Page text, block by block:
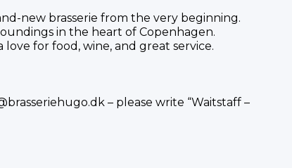
new brasserie from the very beginning.
in the heart of Copenhagen.
for food, wine, and great service.
– please write “Waitstaff –